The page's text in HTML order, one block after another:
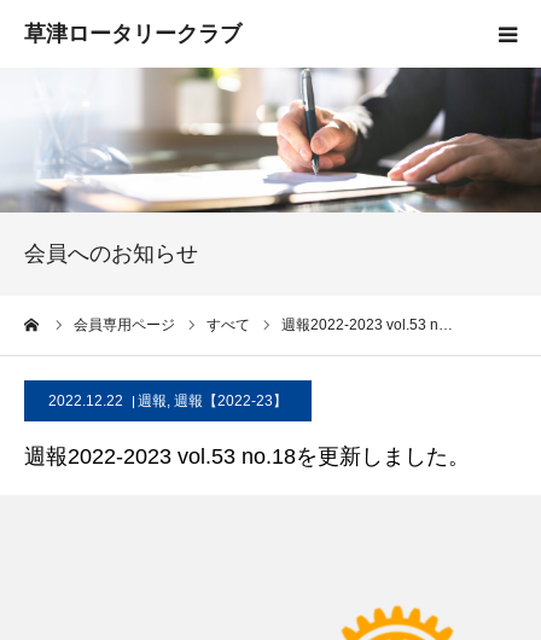
会員へのお知らせ
会員専用ページ すべて 週報2022-2023 vol.53 n…
2022.12.22 週報, 週報【2022-23】
週報2022-2023 vol.53 no.18を更新しました。
クラブ概要
入会案内
活動報告
お問い合わせ